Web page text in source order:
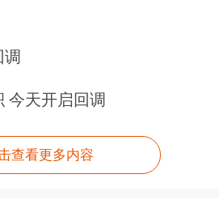
一台iPhone 16发出泊
实，线上客服在与用
Max）混淆，导致用户
今天开启回调
查看更多内容